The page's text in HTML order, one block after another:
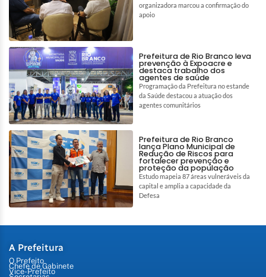
organizadora marcou a confirmação do
apoio
Prefeitura de Rio Branco leva
prevenção à Expoacre e
destaca trabalho dos
agentes de saúde
Programação da Prefeitura no estande
da Saúde destacou a atuação dos
agentes comunitários
Prefeitura de Rio Branco
lança Plano Municipal de
Redução de Riscos para
fortalecer prevenção e
proteção da população
Estudo mapeia 87 áreas vulneráveis da
capital e amplia a capacidade da
Defesa
A Prefeitura
O Prefeito
Chefe de Gabinete
Vice-Prefeito